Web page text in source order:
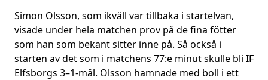
Simon Olsson, som ikväll var tillbaka i startelvan,
visade under hela matchen prov på de fina fötter
som han som bekant sitter inne på. Så också i
starten av det som i matchens 77:e minut skulle bli IF
Elfsborgs 3–1-mål. Olsson hamnade med boll i ett